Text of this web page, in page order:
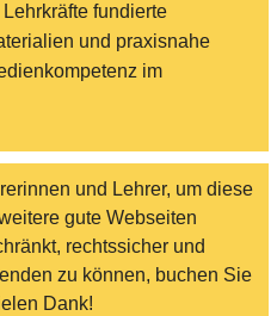
fundierte
und praxisnahe
im
und Lehrer, um diese
gute Webseiten
rechtssicher und
zu können, buchen Sie
Dank!